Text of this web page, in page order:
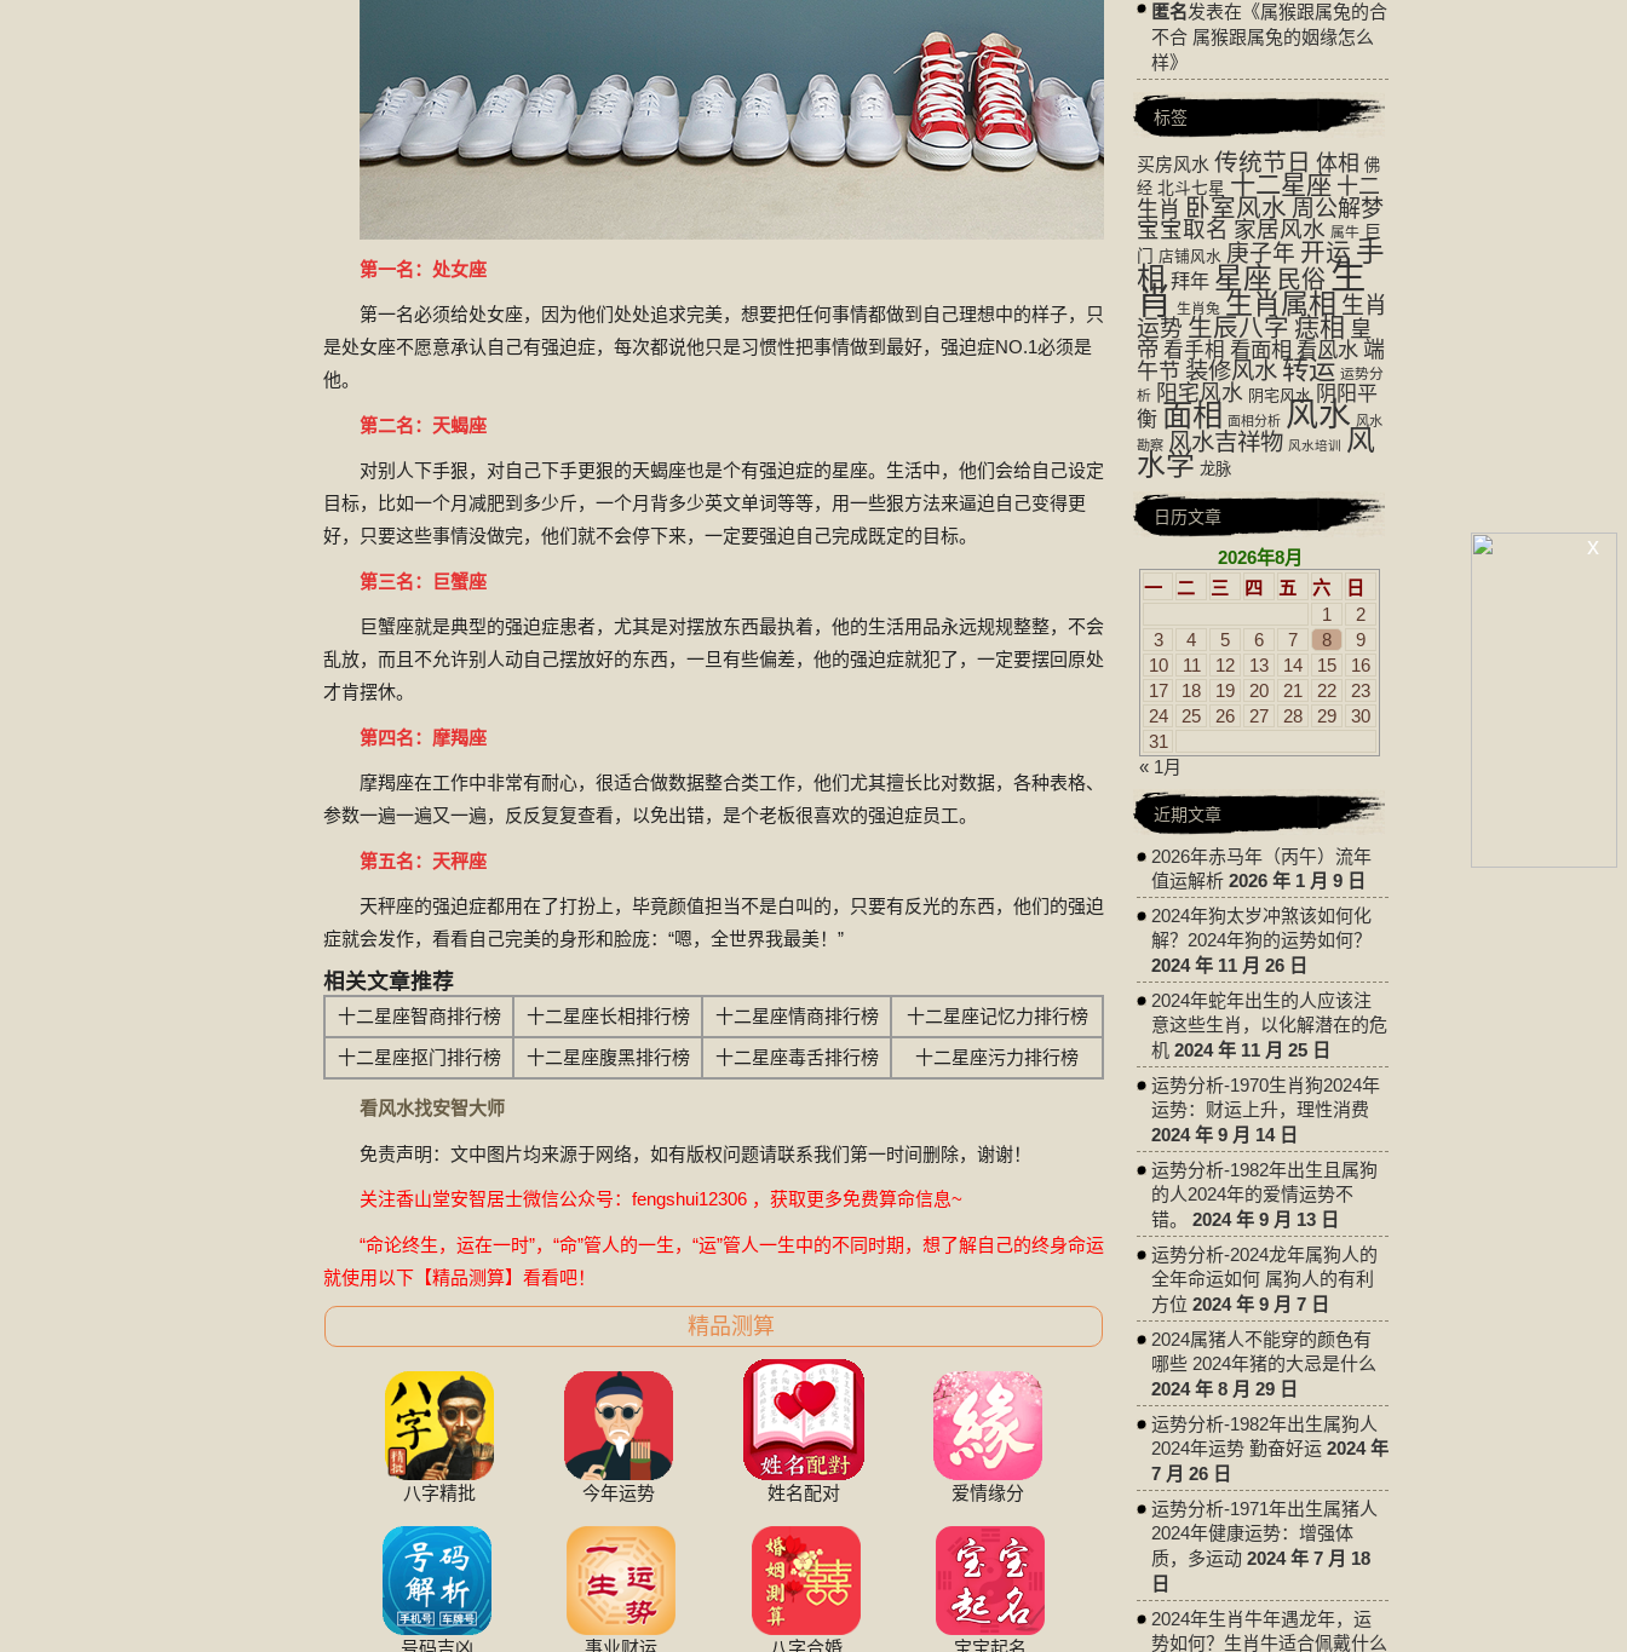
第一名：处女座
第一名必须给处女座，因为他们处处追求完美，想要把任何事情都做到自己理想中的样子，只
是处女座不愿意承认自己有强迫症，每次都说他只是习惯性把事情做到最好，强迫症NO.1必须是
他。
第二名：天蝎座
对别人下手狠，对自己下手更狠的天蝎座也是个有强迫症的星座。生活中，他们会给自己设定
目标，比如一个月减肥到多少斤，一个月背多少英文单词等等，用一些狠方法来逼迫自己变得更
好，只要这些事情没做完，他们就不会停下来，一定要强迫自己完成既定的目标。
第三名：巨蟹座
巨蟹座就是典型的强迫症患者，尤其是对摆放东西最执着，他的生活用品永远规规整整，不会
乱放，而且不允许别人动自己摆放好的东西，一旦有些偏差，他的强迫症就犯了，一定要摆回原处
才肯摆休。
第四名：摩羯座
摩羯座在工作中非常有耐心，很适合做数据整合类工作，他们尤其擅长比对数据，各种表格、
参数一遍一遍又一遍，反反复复查看，以免出错，是个老板很喜欢的强迫症员工。
第五名：天秤座
天秤座的强迫症都用在了打扮上，毕竟颜值担当不是白叫的，只要有反光的东西，他们的强迫
症就会发作，看看自己完美的身形和脸庞：“嗯，全世界我最美！”
相关文章推荐
十二星座智商排行榜 十二星座长相排行榜 十二星座情商排行榜
十二星座记忆力排行榜
十二星座抠门排行榜
十二星座腹黑排行榜 十二星座毒舌排行榜 十二星座污力排行榜
看风水找安智大师
免责声明：文中图片均来源于网络，如有版权问题请联系我们第一时间删除，谢谢！
关注香山堂安智居士微信公众号：fengshui12306 ，获取更多免费算命信息~
“命论终生，运在一时”，“命”管人的一生，“运”管人一生中的不同时期，想了解自己的终身命运
就使用以下【精品测算】看看吧！
精品测算
八字精批 今年运势 姓名配对 爱情缘分
号码吉凶 事业财运 八字合婚 宝宝起名
匿名发表在《属猴跟属兔的合
不合 属猴跟属兔的姻缘怎么
样》
标签
买房风水 传统节日 体相 佛
经 北斗七星 十二星座 十二
生肖 卧室风水 周公解梦
宝宝取名 家居风水 属牛 巨
门
店铺风水 庚子年 开运 手
相 拜年 星座 民俗生
肖 生肖兔 生肖属相 生肖
运势 生辰八字 痣相 皇
帝 看手相 看面相 看风水 端
午节 装修风水转运 运势分
析 阳宅风水 阴宅风水 阴阳平
衡 面相 面相分析 风水 风水
勘察 风水吉祥物 风水培训 风
水学 龙脉
日历文章
2026年8月
一
二 三 四 五 六
日
1
2
3
4 5 6 7 8
9
10
11 12 13 14 15
16
17
18 19 20 21 22
23
24
25 26 27 28 29
30
31
« 1月
近期文章
2026年赤马年（丙午）流年
值运解析 2026 年 1 月 9 日
2024年狗太岁冲煞该如何化
解？2024年狗的运势如何？
2024 年 11 月 26 日
2024年蛇年出生的人应该注
意这些生肖，以化解潜在的危
机 2024 年 11 月 25 日
运势分析-1970生肖狗2024年
运势：财运上升，理性消费
2024 年 9 月 14 日
运势分析-1982年出生且属狗
的人2024年的爱情运势不
错。
2024 年 9 月 13 日
运势分析-2024龙年属狗人的
全年命运如何 属狗人的有利
方位 2024 年 9 月 7 日
2024属猪人不能穿的颜色有
哪些 2024年猪的大忌是什么
2024 年 8 月 29 日
运势分析-1982年出生属狗人
2024年运势 勤奋好运 2024 年
7 月 26 日
运势分析-1971年出生属猪人
2024年健康运势：增强体
质，多运动 2024 年 7 月 18
日
2024年生肖牛年遇龙年，运
势如何？生肖牛适合佩戴什么
x